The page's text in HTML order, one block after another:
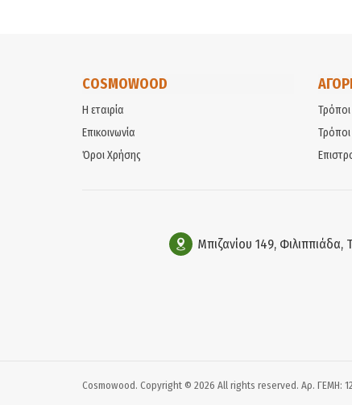
COSMOWOOD
Η εταιρία
Επικοινωνία
Όροι Χρήσης
Μπιζανίου 149, Φιλιππιάδα,
Cosmowood. Copyright © 2026 All rights reserved. Αρ. ΓΕΜΗ: